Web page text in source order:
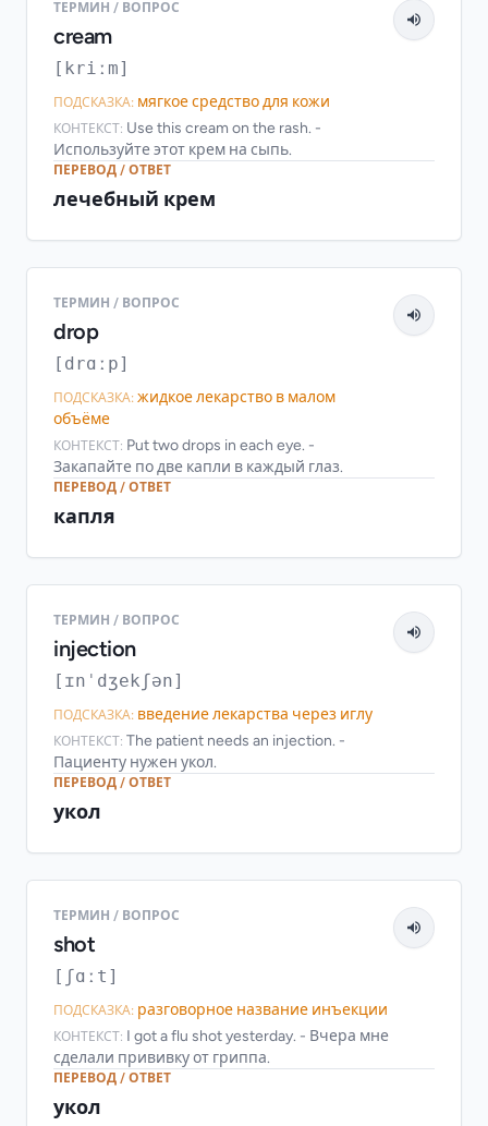
ТЕРМИН / ВОПРОС
cream
[kriːm]
ПОДСКАЗКА: мягкое средство для кожи
КОНТЕКСТ: Use this cream on the rash. -
Используйте этот крем на сыпь.
ПЕРЕВОД / ОТВЕТ
лечебный крем
ТЕРМИН / ВОПРОС
drop
[drɑːp]
ПОДСКАЗКА: жидкое лекарство в малом
объёме
КОНТЕКСТ: Put two drops in each eye. -
Закапайте по две капли в каждый глаз.
ПЕРЕВОД / ОТВЕТ
капля
ТЕРМИН / ВОПРОС
injection
[ɪnˈdʒekʃən]
ПОДСКАЗКА: введение лекарства через иглу
КОНТЕКСТ: The patient needs an injection. -
Пациенту нужен укол.
ПЕРЕВОД / ОТВЕТ
укол
ТЕРМИН / ВОПРОС
shot
[ʃɑːt]
ПОДСКАЗКА: разговорное название инъекции
КОНТЕКСТ:
I got a flu shot yesterday. - Вчера мне
сделали прививку от гриппа.
ПЕРЕВОД / ОТВЕТ
укол